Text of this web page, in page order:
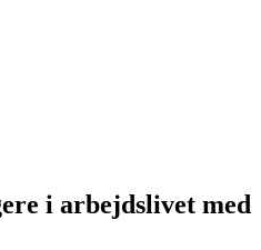
i arbejdslivet med